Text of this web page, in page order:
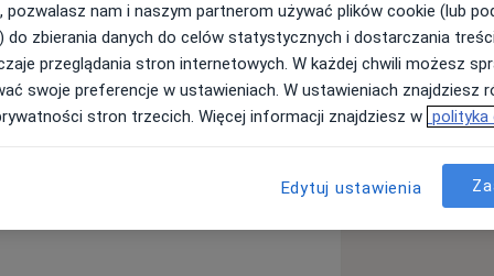
ruchu. Specjalizuję się w
w urazach i kontuzjach u
i operuję pacjentów w Carolina
w Gdańsku pełnię także
insertion of ribbon-like ACL and its
femoral cortex, – AGA Basel 2016
of 31 cases – ESSKA Barcelona
pozwalasz nam i naszym partnerom używać plików cookie (lub
do zbierania danych do celów statystycznych i dostarczania
przeglądania stron internetowych. W każdej chwili możesz
swoje preferencje w ustawieniach. W ustawieniach znajdziesz
stron trzecich. Więcej informacji znajdziesz w polityka
Edytuj ustawienia